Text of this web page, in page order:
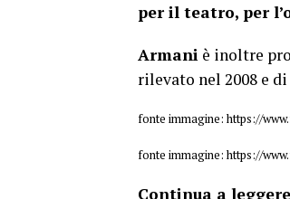
per il teatro, per
Armani è inoltre
rilevato nel 2008 e
fonte immagine: https://
fonte immagine: https://
Continua a